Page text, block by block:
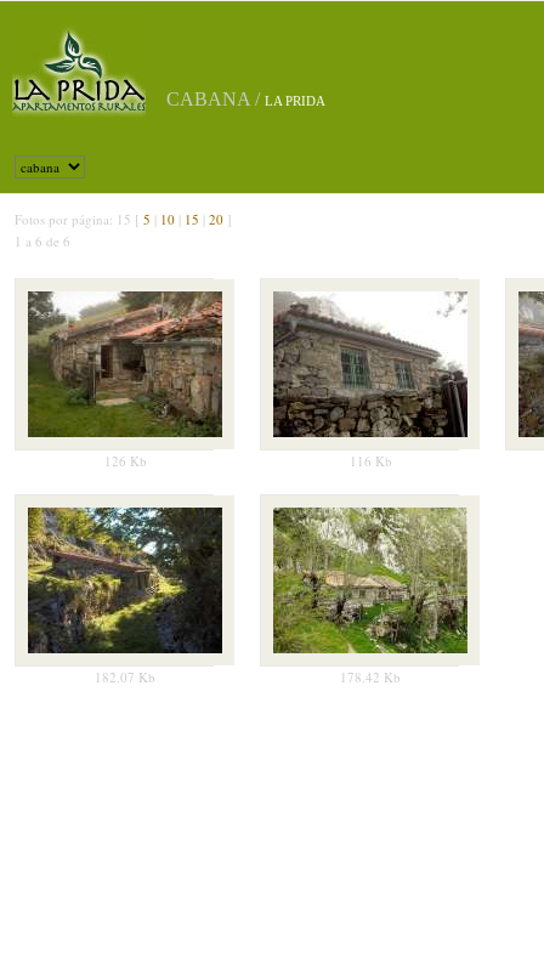
CABANA / LA PRIDA
Fotos por página: 15 [ 5 10 15 20 ]
1 a 6 de 6
126 Kb 116 Kb
182.07 Kb 178.42 Kb